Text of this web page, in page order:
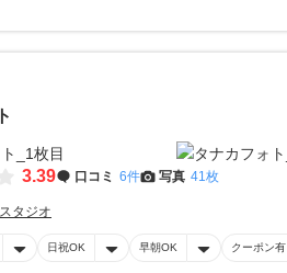
3.39 口コミ 6件 写真 41枚
タジオ
日祝OK 早朝OK クーポン有